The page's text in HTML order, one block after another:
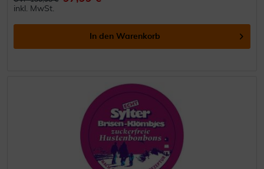
inkl. MwSt.
In den Warenkorb